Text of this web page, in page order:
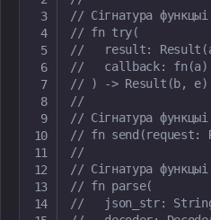
// Сігнатура
// fn try(
//   result:
//   callback: fn(a)
// ) -> Result(b, e)
//
// Сігнатура
// fn send(request:
//
// Сігнатура
// fn parse(
//   json_str: